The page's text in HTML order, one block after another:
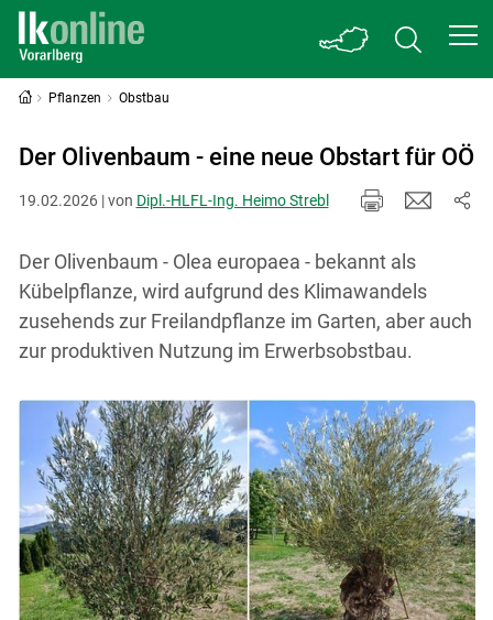
Pflanzen Obstbau
Der Olivenbaum - eine neue Obstart für OÖ
19.02.2026 | von Dipl.-HLFL-Ing. Heimo Strebl
Der Olivenbaum - Olea europaea - bekannt als
Kübelpflanze, wird aufgrund des Klimawandels
zusehends zur Freilandpflanze im Garten, aber auch
zur produktiven Nutzung im Erwerbsobstbau.